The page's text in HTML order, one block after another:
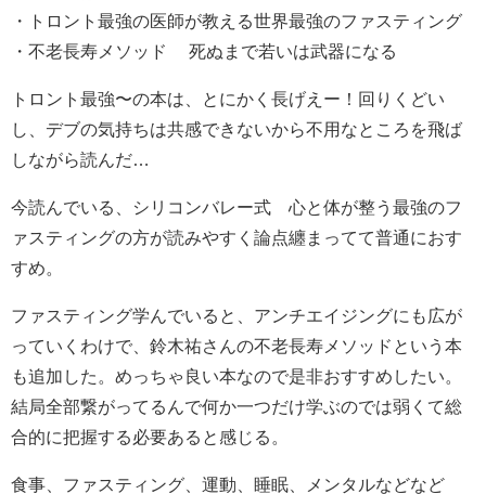
・トロント最強の医師が教える世界最強のファスティング
・不老長寿メソッド 死ぬまで若いは武器になる
トロント最強〜の本は、とにかく長げえー！回りくどい
し、デブの気持ちは共感できないから不用なところを飛ば
しながら読んだ…
今読んでいる、シリコンバレー式 心と体が整う最強のフ
ァスティングの方が読みやすく論点纏まってて普通におす
すめ。
ファスティング学んでいると、アンチエイジングにも広が
っていくわけで、鈴木祐さんの不老長寿メソッドという本
も追加した。めっちゃ良い本なので是非おすすめしたい。
結局全部繋がってるんで何か一つだけ学ぶのでは弱くて総
合的に把握する必要あると感じる。
食事、ファスティング、運動、睡眠、メンタルなどなど